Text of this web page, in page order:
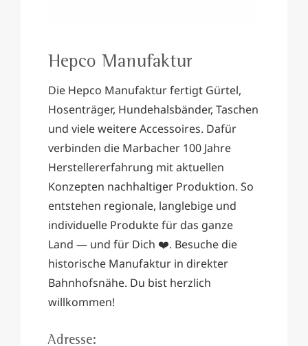
Hepco Manufaktur
Die Hepco Manufaktur fertigt Gürtel,
Hosenträger, Hundehalsbänder, Taschen
und viele weitere Accessoires. Dafür
verbinden die Marbacher 100 Jahre
Herstellererfahrung mit aktuellen
Konzepten nachhaltiger Produktion. So
entstehen regionale, langlebige und
individuelle Produkte für das ganze
Land — und für Dich ❤️. Besuche die
historische Manufaktur in direkter
Bahnhofsnähe. Du bist herzlich
willkommen!
Adresse: